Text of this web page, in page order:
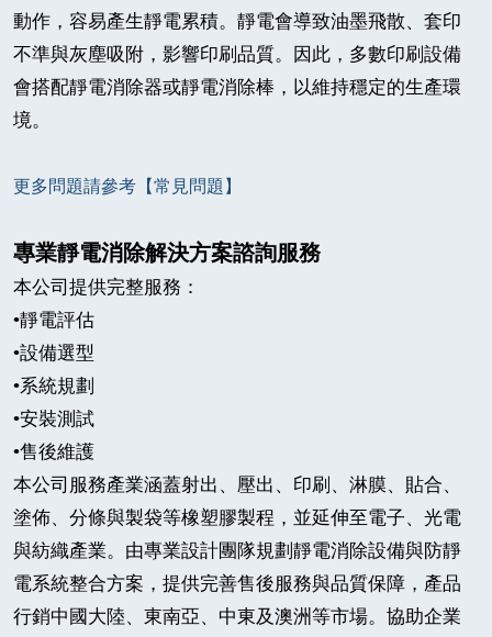
動作，容易產生靜電累積。靜電會導致油墨飛散、套印
不準與灰塵吸附，影響印刷品質。因此，多數印刷設備
會搭配靜電消除器或靜電消除棒，以維持穩定的生產環
境。
更多問題請參考 【常見問題 】
專業靜電消除解決方案諮詢服務
本公司提供完整服務：
•靜電評估
•設備選型
•系統規劃
•安裝測試
•售後維護
本公司服務產業涵蓋射出、壓出、印刷、淋膜、貼合、
塗佈、分條與製袋等橡塑膠製程，並延伸至電子、光電
與紡織產業。由專業設計團隊規劃靜電消除設備與防靜
電系統整合方案，提供完善售後服務與品質保障，產品
行銷中國大陸、東南亞、中東及澳洲等市場。協助企業